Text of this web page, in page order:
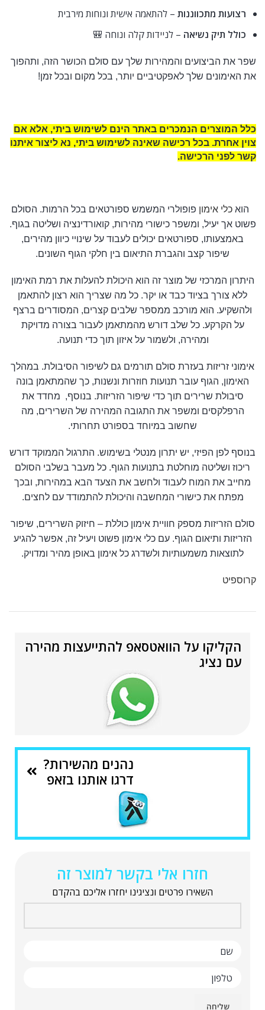
רצועות מתכווננות – להתאמה אישית ונוחות מירבית
כולל תיק נשיאה – לניידות קלה ונוחה 🎒
שפר את הביצועים והמהירות שלך עם סולם הכושר הזה, ותהפוך
את האימונים שלך לאפקטיביים יותר, בכל מקום ובכל זמן!
כלל המוצרים הנמכרים באתר הינם לשימוש ביתי, אלא אם
צוין אחרת. בכל רכישה שאינה לשימוש ביתי, נא ליצור איתנו
קשר לפני הרכישה.
הוא כלי אימון פופולרי המשמש ספורטאים בכל הרמות. הסולם
פשוט אך יעיל, ומשפר כישורי מהירות, קואורדינציה ושליטה בגוף.
באמצעותו, ספורטאים יכולים לעבוד על שינויי כיוון מהירים,
שיפור קצב והגברת התיאום בין חלקי הגוף השונים.
היתרון המרכזי של מוצר זה הוא היכולת להעלות את רמת האימון
ללא צורך בציוד כבד או יקר. כל מה שצריך הוא רצון להתאמן
ולהשקיע. הוא מורכב ממספר שלבים קצרים, המסודרים ברצף
על הקרקע. כל שלב דורש מהמתאמן לעבור בצורה מדויקת
ומהירה, ולשמור על איזון תוך כדי תנועה.
אימוני זריזות בעזרת סולם תורמים גם לשיפור הסיבולת. במהלך
האימון, הגוף עובר תנועות חוזרות ונשנות, כך שהמתאמן בונה
סיבולת שרירים תוך כדי שיפור הזריזות. בנוסף, מחדד את
הרפלקסים ומשפר את התגובה המהירה של השרירים, מה
שחשוב במיוחד בספורט תחרותי.
בנוסף לפן הפיזי, יש יתרון מנטלי בשימוש. התרגול הממוקד דורש
ריכוז ושליטה מוחלטת בתנועות הגוף. כל מעבר בשלבי הסולם
מחייב את המוח לעבוד ולחשב את הצעד הבא במהירות, ובכך
מפתח את כישורי המחשבה והיכולת להתמודד עם לחצים.
סולם הזריזות מספק חוויית אימון כוללת – חיזוק השרירים, שיפור
הזריזות ותיאום הגוף. עם כלי אימון פשוט ויעיל זה, אפשר להגיע
לתוצאות משמעותיות ולשדרג כל אימון באופן מהיר ומדויק.
קרוספיט
הקליקו על הוואטסאפ להתייעצות מהירה
עם נציג
נהנים מהשירות?
דרגו אותנו בזאפ
חזרו אלי בקשר למוצר זה
השאירו פרטים ונציגינו יחזרו אליכם בהקדם